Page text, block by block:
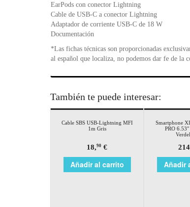
EarPods con conector Lightning
Cable de USB‑C a conector Lightning
Adaptador de corriente USB‑C de 18 W
Documentación
*Las fichas técnicas son proporcionadas
al español que localiza, no podemos dar fe de la
También te puede interesar:
Cable SBS USB-Lightning MFI
1m Gris
18,90 €
Añadir al carrito
Smartphone
PRO
Añadir